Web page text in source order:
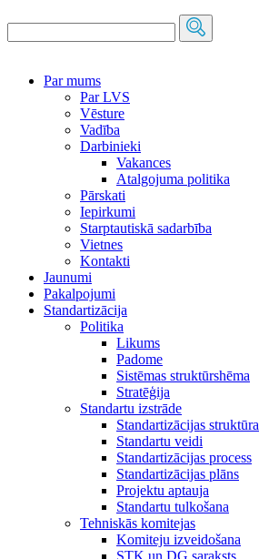
Par mums
Par LVS
Vēsture
Vadība
Darbinieki
Vakances
Atalgojuma politika
Pārskati
Iepirkumi
Starptautiskā sadarbība
Vietnes
Kontakti
Jaunumi
Pakalpojumi
Standartizācija
Politika
Likums
Padome
Sistēmas struktūrshēma
Stratēģija
Standartu izstrāde
Standartizācijas struktūra
Standartu veidi
Standartizācijas process
Standartizācijas plāns
Projektu aptauja
Standartu tulkošana
Tehniskās komitejas
Komiteju izveidošana
STK un DG saraksts